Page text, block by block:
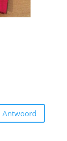
Antwoord